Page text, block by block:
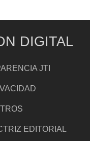
DIGITAL
JTI
EDITORIAL